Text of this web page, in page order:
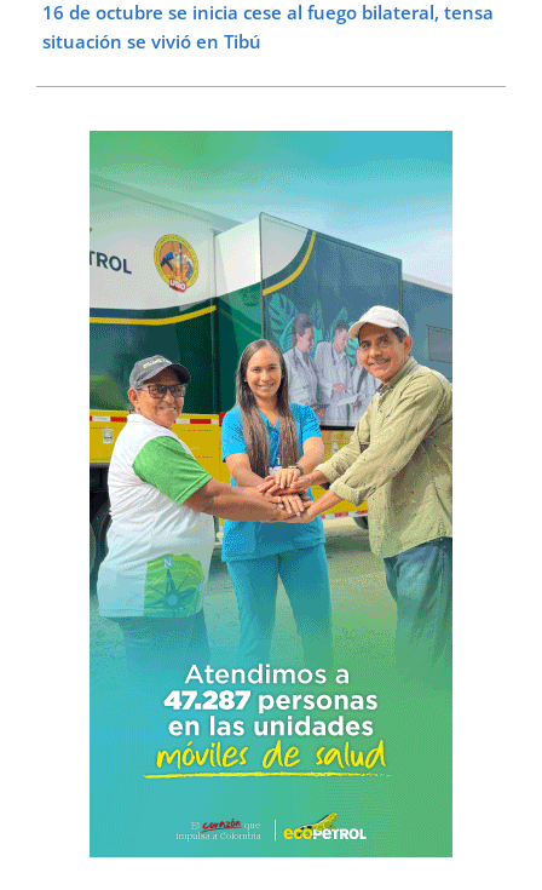
16 de octubre se inicia cese al fuego bilateral, tensa
situación se vivió en Tibú